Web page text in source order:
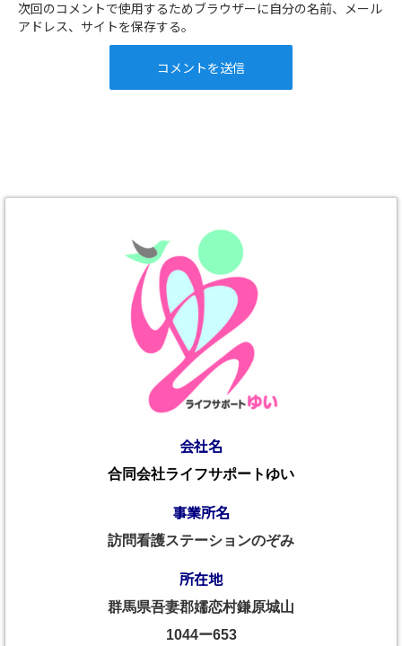
次回のコメントで使用するためブラウザーに自分の名前、メール
アドレス、サイトを保存する。
会社名
合同会社ライフサポートゆい
事業所名
訪問看護ステーションのぞみ
所在地
群馬県吾妻郡嬬恋村鎌原城山
1044ー653